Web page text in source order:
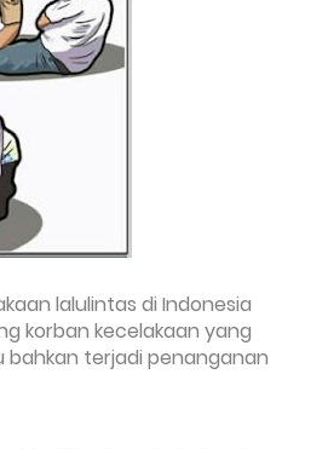
lalulintas di Indonesia
korban kecelakaan yang
terjadi penanganan